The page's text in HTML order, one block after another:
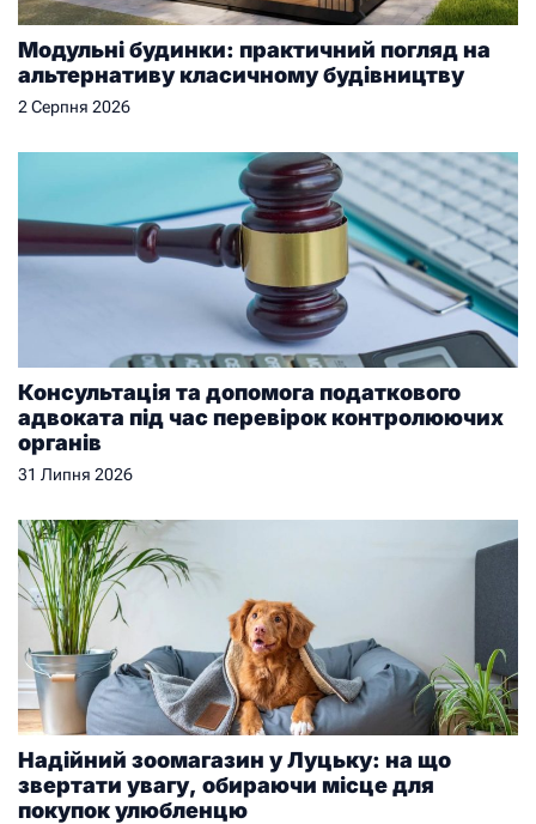
Модульні будинки: практичний погляд на
альтернативу класичному будівництву
2 Серпня 2026
Консультація та допомога податкового
адвоката під час перевірок контролюючих
органів
31 Липня 2026
Надійний зоомагазин у Луцьку: на що
звертати увагу, обираючи місце для
покупок улюбленцю